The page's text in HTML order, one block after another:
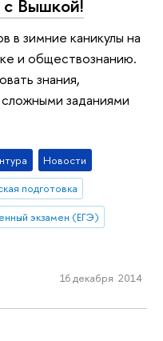
с Вышкой!
в зимние каникулы на
и обществознанию.
знания,
заданиями
Новости
подготовка
экзамен (ЕГЭ)
16 декабря 2014